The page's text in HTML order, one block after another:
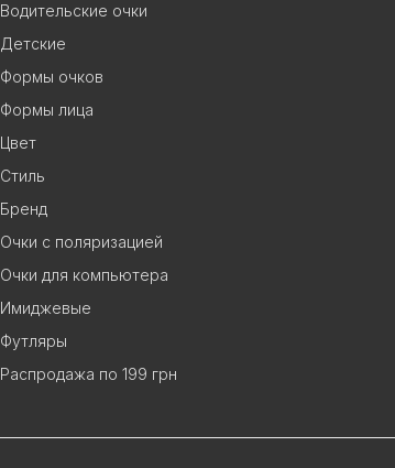
Водительские очки
Детские
Формы очков
Формы лица
Цвет
Стиль
Бренд
Очки с поляризацией
Очки для компьютера
Имиджевые
Футляры
Распродажа по 199 грн